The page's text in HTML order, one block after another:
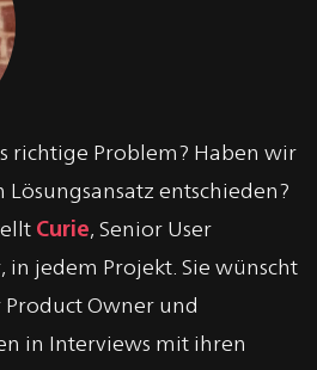
richtige Problem? Haben wir
entschieden?
Curie, Senior User
in jedem Projekt. Sie wünscht
Product Owner und
in Interviews mit ihren